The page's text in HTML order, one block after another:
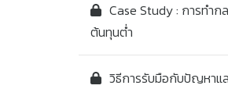
Case Study : การทำก
ต้นทุนต่ำ
วิธีการรับมือกับปัญหาแ